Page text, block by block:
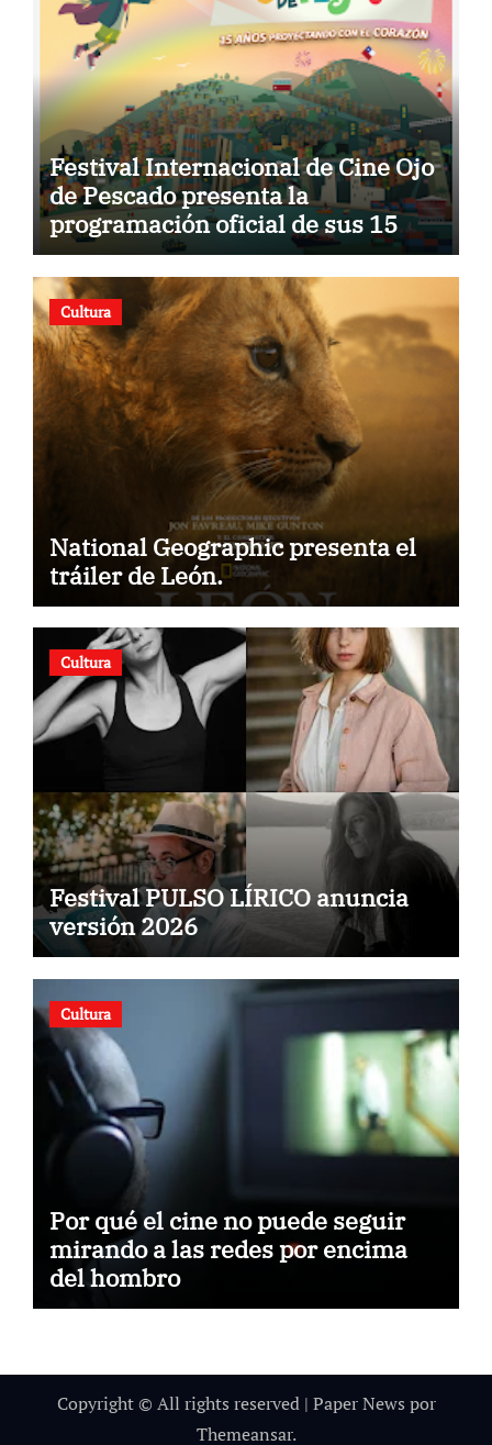
Festival Internacional de Cine Ojo
de Pescado presenta la
programación oficial de sus 15
años
Cultura
National Geographic presenta el
tráiler de León.
Cultura
Festival PULSO LÍRICO anuncia
versión 2026
Cultura
Por qué el cine no puede seguir
mirando a las redes por encima
del hombro
Copyright © All rights reserved | Paper News por
Themeansar.